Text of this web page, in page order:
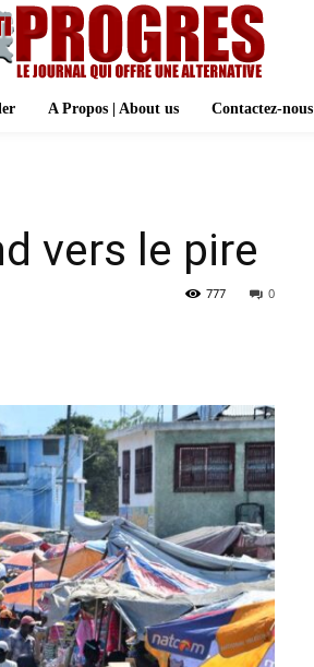
A Propos | About us Contactez-nous
vers le pire
0
777